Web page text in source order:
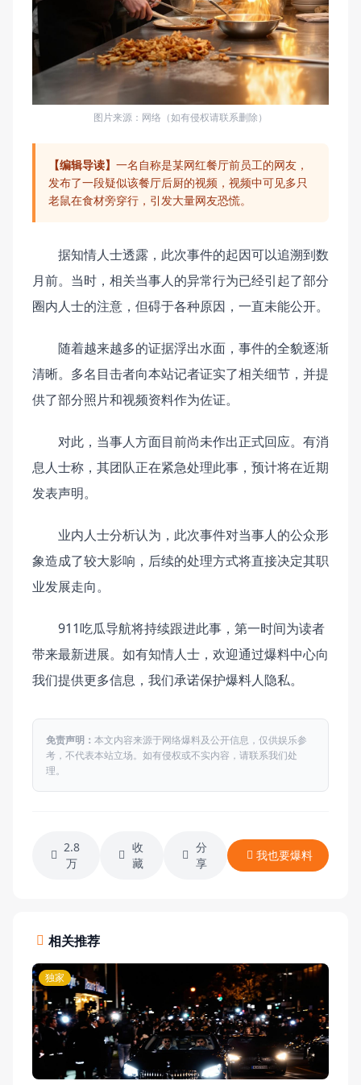
图片来源：网络（如有侵权请联系删除）
【编辑导读】 一名自称是某网红餐厅前员工的网友，
发布了一段疑似该餐厅后厨的视频，视频中可见多只
老鼠在食材旁穿行，引发大量网友恐慌。
据知情人士透露，此次事件的起因可以追溯到数
月前。当时，相关当事人的异常行为已经引起了部分
圈内人士的注意，但碍于各种原因，一直未能公开。
随着越来越多的证据浮出水面，事件的全貌逐渐
清晰。多名目击者向本站记者证实了相关细节，并提
供了部分照片和视频资料作为佐证。
对此，当事人方面目前尚未作出正式回应。有消
息人士称，其团队正在紧急处理此事，预计将在近期
发表声明。
业内人士分析认为，此次事件对当事人的公众形
象造成了较大影响，后续的处理方式将直接决定其职
业发展走向。
911吃瓜导航将持续跟进此事，第一时间为读者
带来最新进展。如有知情人士，欢迎通过爆料中心向
我们提供更多信息，我们承诺保护爆料人隐私。
免责声明： 本文内容来源于网络爆料及公开信息，仅供娱乐参
考，不代表本站立场。如有侵权或不实内容，请联系我们处
理。
2.8
万
收
藏
分
享
我也要爆料
相关推荐
热
独家